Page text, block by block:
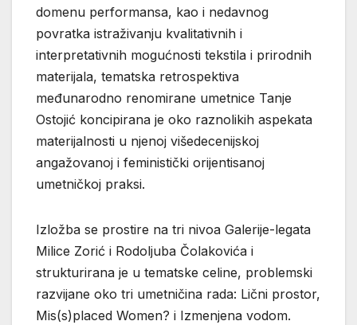
domenu performansa, kao i nedavnog
povratka istraživanju kvalitativnih i
interpretativnih mogućnosti tekstila i prirodnih
materijala, tematska retrospektiva
međunarodno renomirane umetnice Tanje
Ostojić koncipirana je oko raznolikih aspekata
materijalnosti u njenoj višedecenijskoj
angažovanoj i feministički orijentisanoj
umetničkoj praksi.
Izložba se prostire na tri nivoa Galerije-legata
Milice Zorić i Rodoljuba Čolakovića i
strukturirana je u tematske celine, problemski
razvijane oko tri umetničina rada: Lični prostor,
Mis(s)placed Women? i Izmenjena vodom.